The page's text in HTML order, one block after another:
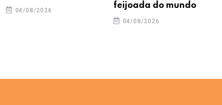
04/08/2026
feijoada do mundo
04/08/2026